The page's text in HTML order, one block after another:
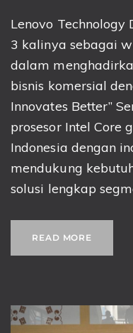
Lenovo
3 kalinya sebagai
dalam
bisnis komersial
Innovates Better”
prosesor Intel Core
Indonesia dengan
mendukung
solusi lengkap
READ MORE